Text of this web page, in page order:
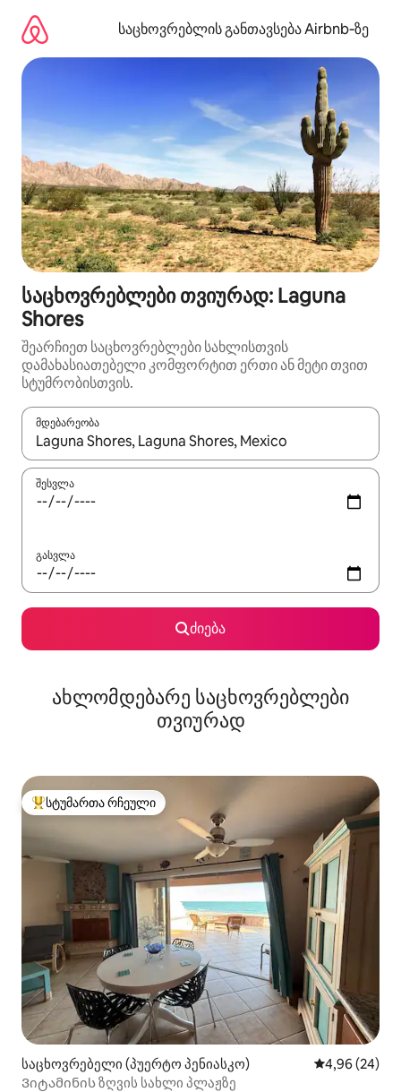
გადასვლა
საცხოვრებლის განთავსება Airbnb‑ზე
საცხოვრებლები თვიურად: Laguna
Shores
შეარჩიეთ საცხოვრებლები სახლისთვის
დამახასიათებელი კომფორტით ერთი ან მეტი თვით
სტუმრობისთვის.
მდებარეობა
როცა შედეგები ხელმისაწვდომი გახდება, ნავიგაციისთვის
შესვლა
გასვლა
ძიება
ახლომდებარე საცხოვრებლები
თვიურად
სტუმართა რჩეული მოწინავე ვარიანტი
სტუმართა რჩეული
საცხოვრებელი (პუერტო პენიასკო) საშუალო
4,96 (24)
Ვიტამინის ზღვის სახლი პლაჟზე